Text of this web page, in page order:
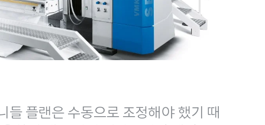
플랜은 수동으로 조정해야 했기 때